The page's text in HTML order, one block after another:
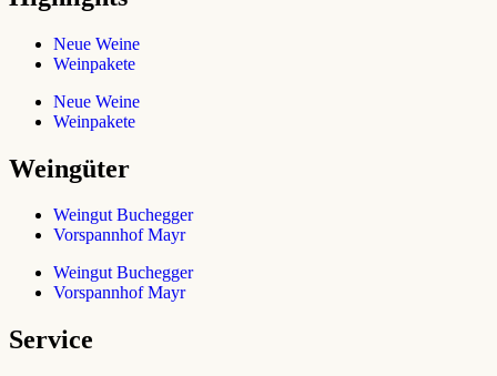
Neue Weine
Weinpakete
Neue Weine
Weinpakete
Weingüter
Weingut Buchegger
Vorspannhof Mayr
Weingut Buchegger
Vorspannhof Mayr
Service